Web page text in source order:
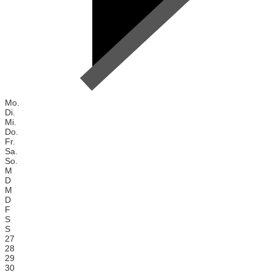
Mo.
Di.
Mi.
Do.
Fr.
Sa.
So.
M
D
M
D
F
S
S
27
28
29
30